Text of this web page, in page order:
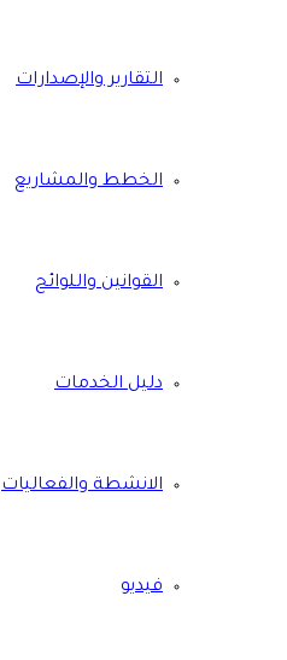
التقارير والإصدارات
الخطط والمشاريع
القوانين واللوائح
دليل الخدمات
الانشطة والفعاليات
فيديو